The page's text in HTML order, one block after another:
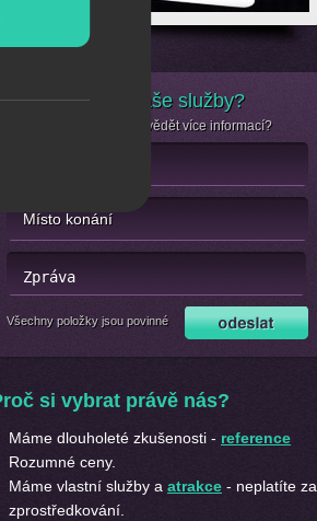
Máte zájem o naše služby?
Nebo se jen chcete dozvědět více informací?
Všechny položky jsou povinné
si vybrat právě nás?
Máme dlouholeté zkušenosti - reference
Rozumné ceny.
Máme vlastní služby a atrakce - neplatíte za
zprostředkování.